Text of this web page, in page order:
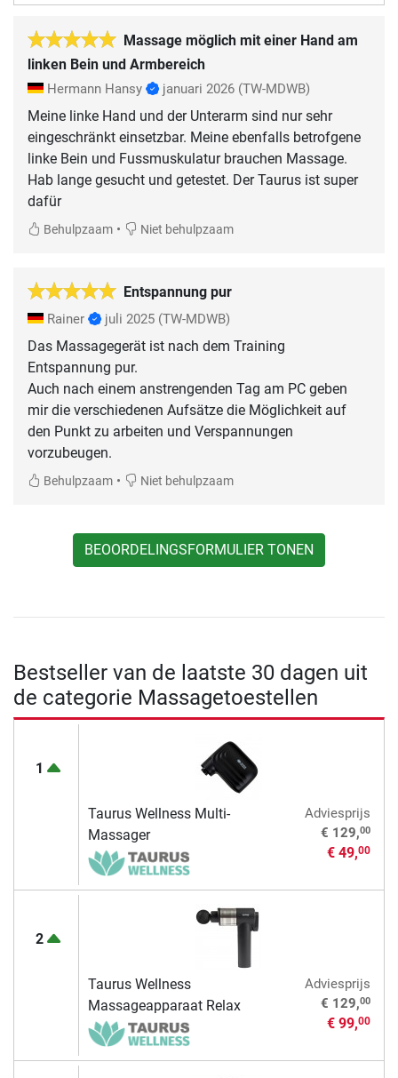
Massage möglich mit einer Hand am
linken Bein und Armbereich
Hermann Hansy januari 2026 (TW-MDWB)
Meine linke Hand und der Unterarm sind nur sehr
eingeschränkt einsetzbar. Meine ebenfalls betrofgene
linke Bein und Fussmuskulatur brauchen Massage.
Hab lange gesucht und getestet. Der Taurus ist super
dafür
Behulpzaam • Niet behulpzaam
Entspannung pur
Rainer juli 2025 (TW-MDWB)
Das Massagegerät ist nach dem Training
Entspannung pur.
Auch nach einem anstrengenden Tag am PC geben
mir die verschiedenen Aufsätze die Möglichkeit auf
den Punkt zu arbeiten und Verspannungen
vorzubeugen.
Behulpzaam • Niet behulpzaam
BEOORDELINGSFORMULIER TONEN
Bestseller van de laatste 30 dagen uit
de categorie Massagetoestellen
1
Taurus Wellness Multi-
Massager
Adviesprijs
€ 129,00
€ 49,00
2
Taurus Wellness
Massageapparaat Relax
Adviesprijs
€ 129,00
€ 99,00